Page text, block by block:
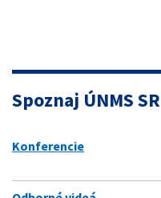
Spoznaj ÚNMS SR
Konferencie